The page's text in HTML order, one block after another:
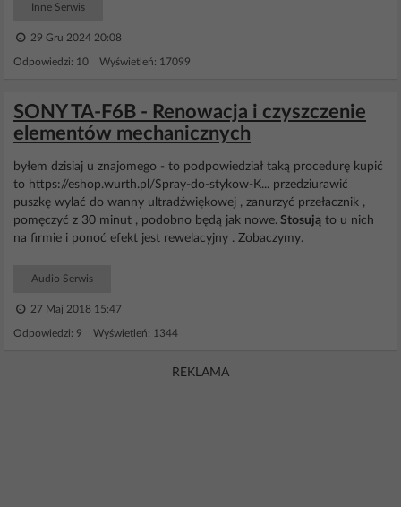
Inne Serwis
29 Gru 2024 20:08
Odpowiedzi: 10 Wyświetleń: 17099
SONY TA-F6B - Renowacja i czyszczenie
elementów mechanicznych
byłem dzisiaj u znajomego - to podpowiedział taką procedurę kupić
to https://eshop.wurth.pl/Spray-do-stykow-K... przedziurawić
puszkę wylać do wanny ultradźwiękowej , zanurzyć przełacznik ,
pomęczyć z 30 minut , podobno będą jak nowe. Stosują to u nich
na firmie i ponoć efekt jest rewelacyjny . Zobaczymy.
Audio Serwis
27 Maj 2018 15:47
Odpowiedzi: 9 Wyświetleń: 1344
REKLAMA